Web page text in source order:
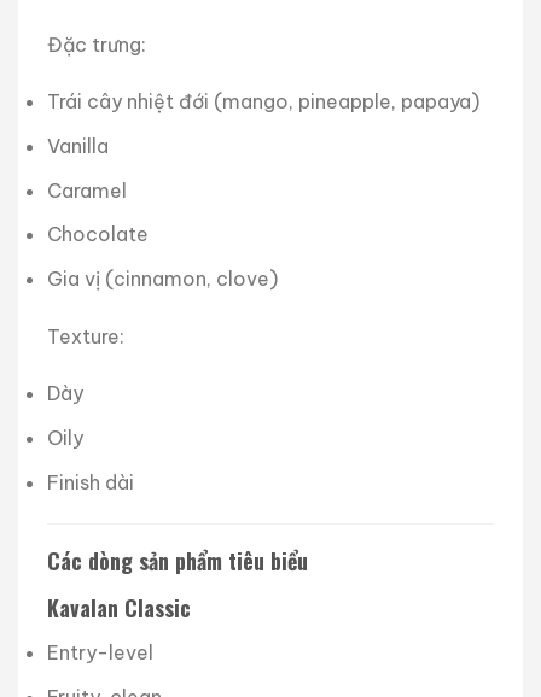
Đặc trưng:
Trái cây nhiệt đới (mango, pineapple, papaya)
Vanilla
Caramel
Chocolate
Gia vị (cinnamon, clove)
Texture:
Dày
Oily
Finish dài
Các dòng sản phẩm tiêu biểu
Kavalan Classic
Entry-level